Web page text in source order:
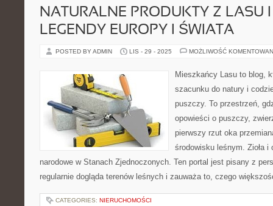
NATURALNE PRODUKTY Z LASU
LEGENDY EUROPY I ŚWIATA
POSTED BY ADMIN LIS - 29 - 2025 MOŻLIWOŚĆ
Mieszkańcy Lasu to blog,
szacunku do natury i
puszczy. To przestrzeń,
opowieści o puszczy,
pierwszy rzut oka
środowisku leśnym. Zioła
narodowe w Stanach Zjednoczonych. Ten portal jest pisany z
regularnie dogląda terenów leśnych i zauważa to, czego
CATEGORIES: NIERUCHOMOŚCI